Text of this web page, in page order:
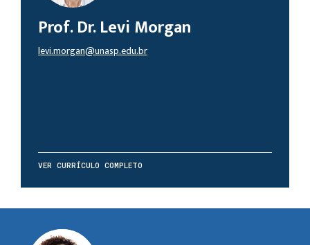
Prof. Dr. Levi Morgan
levi.morgan@unasp.edu.br
VER CURRÍCULO COMPLETO